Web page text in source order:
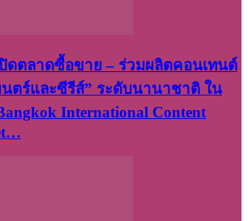
ปิดตลาดซื้อขาย – ร่วมผลิตคอนเทนต์
ตร์และซีรีส์” ระดับนานาชาติ ใน
International Content